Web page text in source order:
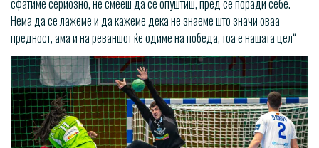
сфатиме сериозно, не смееш да се опуштиш, пред се поради себе.
Нема да се лажеме и да кажеме дека не знаеме што значи оваа
предност, ама и на реваншот ќе одиме на победа, тоа е нашата цел“